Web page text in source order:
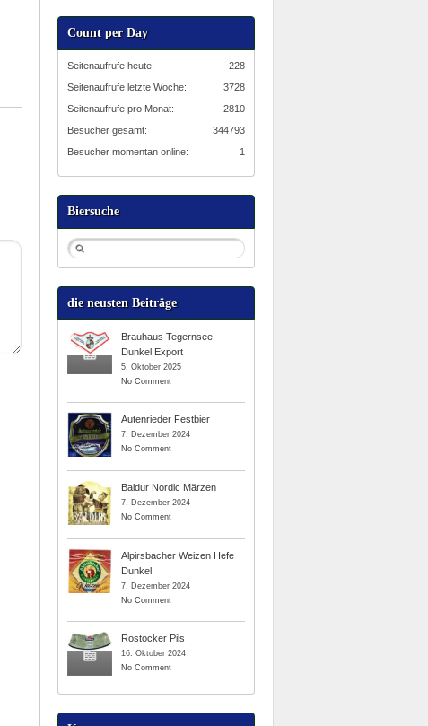
Count per Day
228
Seitenaufrufe heute:
3728
Seitenaufrufe letzte Woche:
2810
Seitenaufrufe pro Monat:
344793
Besucher gesamt:
1
Besucher momentan online:
Biersuche
die neusten Beiträge
Brauhaus Tegernsee
Dunkel Export
5. Oktober 2025
No Comment
Autenrieder Festbier
7. Dezember 2024
No Comment
Baldur Nordic Märzen
7. Dezember 2024
No Comment
Alpirsbacher Weizen Hefe
Dunkel
7. Dezember 2024
No Comment
Rostocker Pils
16. Oktober 2024
No Comment